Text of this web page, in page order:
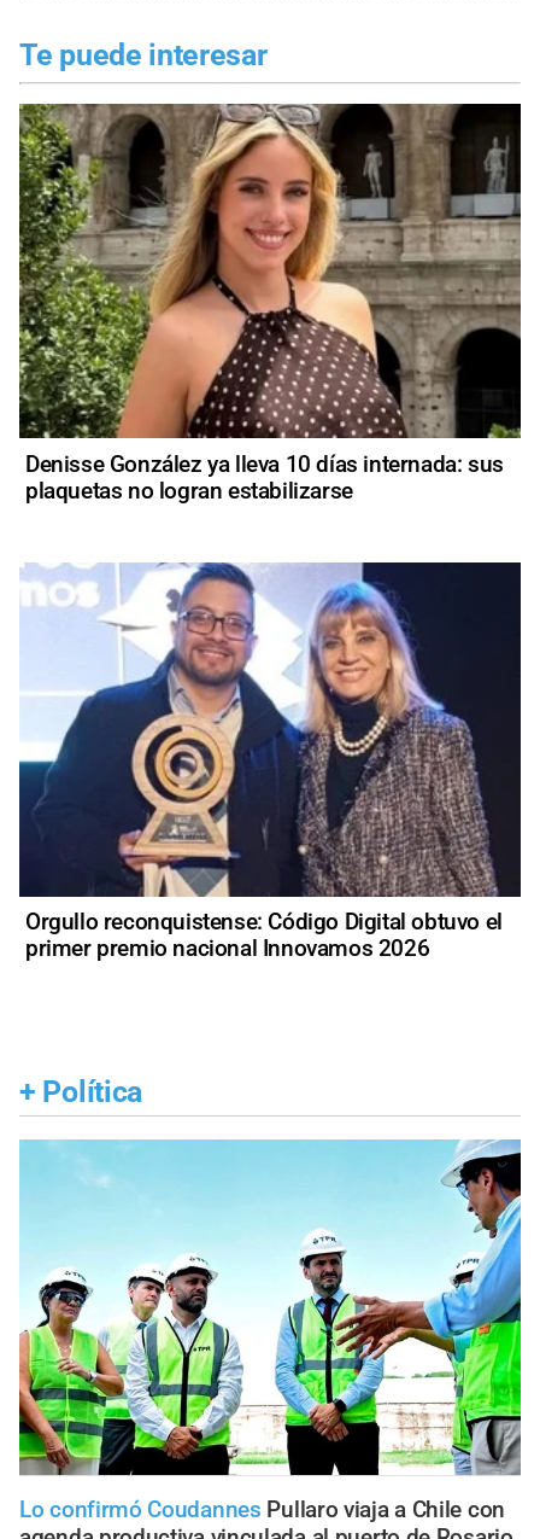
Te puede interesar
Denisse González ya lleva 10 días internada: sus
plaquetas no logran estabilizarse
Orgullo reconquistense: Código Digital obtuvo el
primer premio nacional Innovamos 2026
+ Política
Lo confirmó Coudannes Pullaro viaja a Chile con